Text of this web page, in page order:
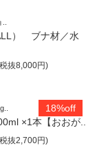
） ブナ材／水
抜8,000円)
18%off
×1本【おおが..
抜2,700円)